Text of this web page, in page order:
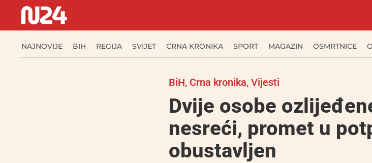
NAJNOVIJE BIH REGIJA SVIJET CRNA KRONIKA SPORT MAGAZIN OSMRTNICE
BiH, Crna kronika, Vijesti
Dvije osobe
nesreći, promet u
obustavljen